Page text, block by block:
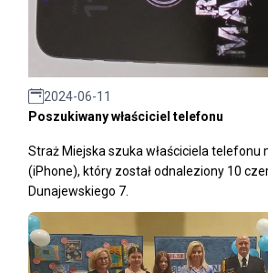
2024-06-11
Poszukiwany właściciel telefonu
Straż Miejska szuka właściciela telefonu
(iPhone), który został odnaleziony 10
Dunajewskiego 7.